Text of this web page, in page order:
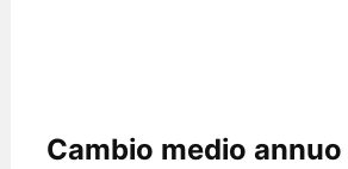
Cambio medio